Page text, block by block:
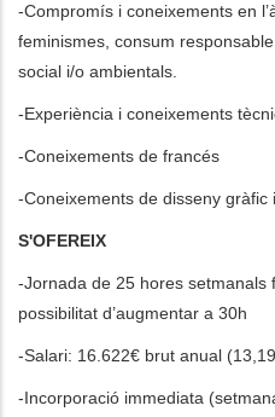
-Compromís i coneixements en
feminismes, consum
social i/o ambientals.
-Experiència i coneixements
-Coneixements de francés
-Coneixements de disseny gràfic
S'OFEREIX
-Jornada de 25 hores setmanals
possibilitat d’augmentar a 30h
-Salari: 16.622€ brut anual
-Incorporació immediata